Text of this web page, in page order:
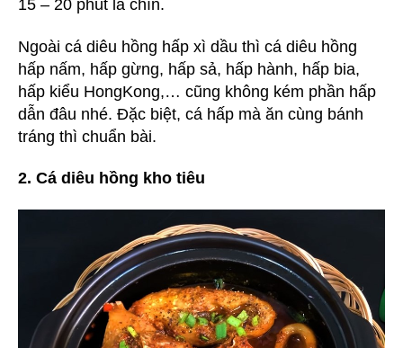
15 – 20 phút là chín.
Ngoài cá diêu hồng hấp xì dầu thì cá diêu hồng
hấp nấm, hấp gừng, hấp sả, hấp hành, hấp bia,
hấp kiểu HongKong,… cũng không kém phần hấp
dẫn đâu nhé. Đặc biệt, cá hấp mà ăn cùng bánh
tráng thì chuẩn bài.
2. Cá diêu hồng kho tiêu